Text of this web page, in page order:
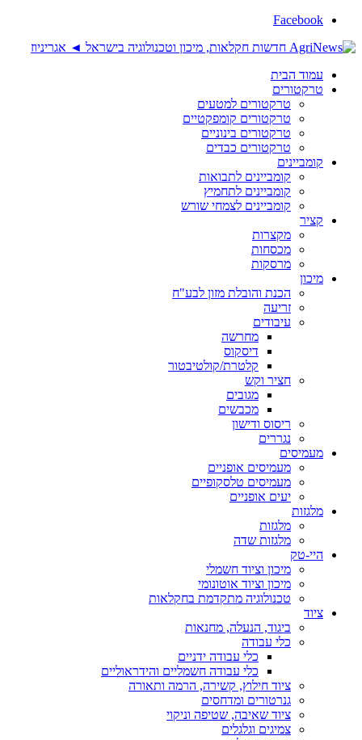
Facebook
עמוד הבית
טרקטורים
טרקטורים למטעים
טרקטורים קומפקטיים
טרקטורים בינוניים
טרקטורים כבדים
קומביינים
קומביינים לתבואות
קומביינים לתחמיץ
קומביינים לצמחי שורש
קציר
מקצרות
מכסחות
מרסקות
מיכון
הכנת והובלת מזון לבע"ח
זריעה
עיבודים
מחרשה
דיסקוס
קלטרת/קולטיבטור
חציר וקש
מגובים
מכבשים
ריסוס ודישון
נגררים
מעמיסים
מעמיסים אופניים
מעמיסים טלסקופיים
יעים אופניים
מלגזות
מלגזות
מלגזות שדה
היי-טק
מיכון וציוד חשמלי
מיכון וציוד אוטונומי
טכנולוגיה מתקדמת בחקלאות
ציוד
ביגוד, הנעלה, מחנאות
כלי עבודה
כלי עבודה ידניים
כלי עבודה חשמליים והידראוליים
ציוד חילוץ, קשירה, הרמה ותאורה
גנרטורים ומדחסים
ציוד שאיבה, שטיפה וניקוי
צמיגים וגלגלים